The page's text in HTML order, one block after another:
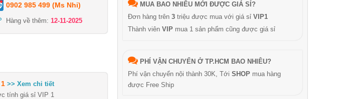
0902 985 499 (Ms Nhi)
Hàng về thêm:12-11-2025
>> Xem chi tiết
tính giá sỉ VIP 1
MUA BAO NHIÊU MỚI ĐƯỢC GIÁ SỈ?
Đơn hàng trên 3 triệu được mua với giá sỉ VIP1
Thành viên VIP mua 1 sản phẩm cũng được giá sỉ
PHÍ VẬN CHUYỂN Ở TP.HCM BAO NHIÊU?
Phí vận chuyển nội thành 30K, Tới SHOP mua hàng
được Free Ship